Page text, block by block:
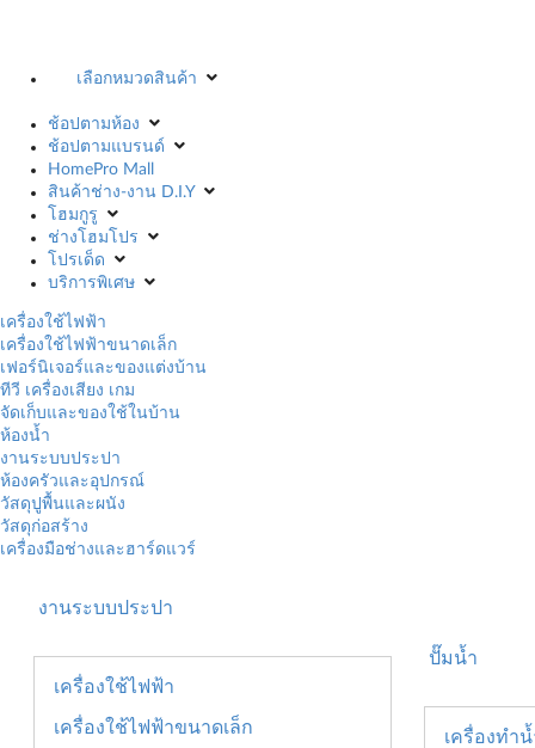
เลือกหมวดสินค้า
ช้อปตามห้อง
ช้อปตามแบรนด์
HomePro Mall
สินค้าช่าง-งาน D.I.Y
โฮมกูรู
ช่างโฮมโปร
โปรเด็ด
บริการพิเศษ
เครื่องใช้ไฟฟ้า
เครื่องใช้ไฟฟ้าขนาดเล็ก
เฟอร์นิเจอร์และของแต่งบ้าน
ทีวี เครื่องเสียง เกม
จัดเก็บและของใช้ในบ้าน
ห้องน้ำ
งานระบบประปา
ห้องครัวและอุปกรณ์
วัสดุปูพื้นและผนัง
วัสดุก่อสร้าง
เครื่องมือช่างและฮาร์ดแวร์
งานระบบประปา
เครื่องใช้ไฟฟ้า
เครื่องใช้ไฟฟ้าขนาดเล็ก
ปั๊มน้ำ
เครื่องทำ